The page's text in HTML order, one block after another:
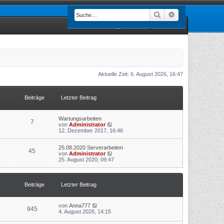
Suche
Aktuelle Zeit: 6. August 2026, 16:47
Beiträge Letzter Beitrag
7
Wartungsarbeiten
von Administrator
e
s
e
B
r
12. Dezember 2017, 16:46
45
25.08.2020 Serverarbeiten
von Administrator
e
25. August 2020, 09:47
Beiträge Letzter Beitrag
945 von Anna777
e
e
4. August 2026, 14:15